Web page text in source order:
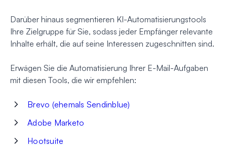
Darüber hinaus segmentieren KI-Automatisierungstools
Ihre Zielgruppe für Sie, sodass jeder Empfänger relevante
Inhalte erhält, die auf seine Interessen zugeschnitten sind.
Erwägen Sie die Automatisierung Ihrer E-Mail-Aufgaben
mit diesen Tools, die wir empfehlen:
Brevo (ehemals Sendinblue)
Adobe Marketo
Hootsuite